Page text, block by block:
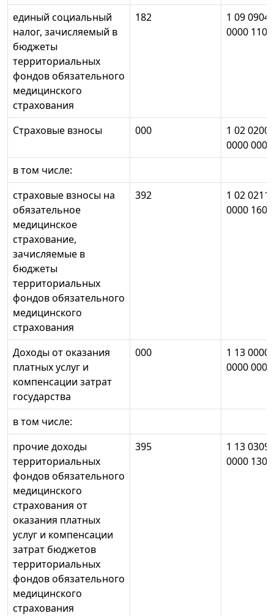
единый социальный
налог, зачисляемый в
бюджеты
территориальных
фондов обязательного
медицинского
страхования
182
1 09
0000 110
Страховые взносы 000
1 02
0000 000
в том числе:
страховые взносы на
обязательное
медицинское
страхование,
зачисляемые в
бюджеты
территориальных
фондов обязательного
медицинского
страхования
392
1 02
0000 160
Доходы от оказания
платных услуг и
компенсации затрат
государства
000
1 13
0000 000
в том числе:
прочие доходы
территориальных
фондов обязательного
медицинского
страхования от
оказания платных
услуг и компенсации
затрат бюджетов
территориальных
фондов обязательного
медицинского
страхования
395
1 13
0000 130